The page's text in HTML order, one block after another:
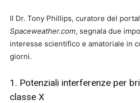
Il Dr. Tony Phillips, curatore del
Spaceweather.com, segnala due
interesse scientifico e amatoriale in
giorni.
1. Potenziali interferenze per
classe X